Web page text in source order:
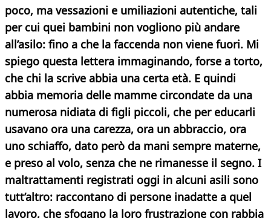
poco, ma vessazioni e umiliazioni autentiche, tali
per cui quei bambini non vogliono più andare
all’asilo: fino a che la faccenda non viene fuori. Mi
spiego questa lettera immaginando, forse a torto,
che chi la scrive abbia una certa età. E quindi
abbia memoria delle mamme circondate da una
numerosa nidiata di figli piccoli, che per educarli
usavano ora una carezza, ora un abbraccio, ora
uno schiaffo, dato però da mani sempre materne,
e preso al volo, senza che ne rimanesse il segno. I
maltrattamenti registrati oggi in alcuni asili sono
tutt’altro: raccontano di persone inadatte a quel
lavoro, che sfogano la loro frustrazione con rabbia